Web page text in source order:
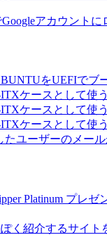
Googleアカウント
をUEFIでブ
ITXケースとして使
ITXケースとして使
ITXケースとして使
たユーザーのメー
Platinum プレゼ
く紹介するサイト